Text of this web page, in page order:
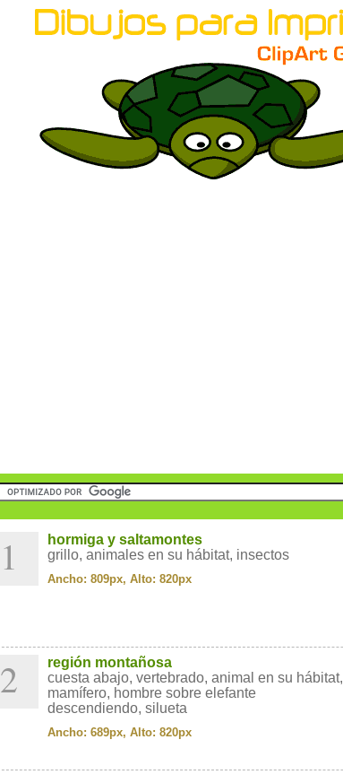
1
hormiga y saltamontes
grillo, animales en su hábitat, insectos
Ancho: 809px, Alto: 820px
2
región montañosa
cuesta abajo, vertebrado, animal en su hábitat,
mamífero, hombre sobre elefante
descendiendo, silueta
Ancho: 689px, Alto: 820px